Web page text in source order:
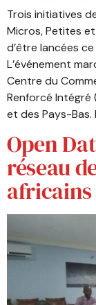
Trois initiatives
Micros, Petites
d’être lancées
L’événement
Centre du
Renforcé Intégré
et des Pays-Bas.
Open
réseau
africains